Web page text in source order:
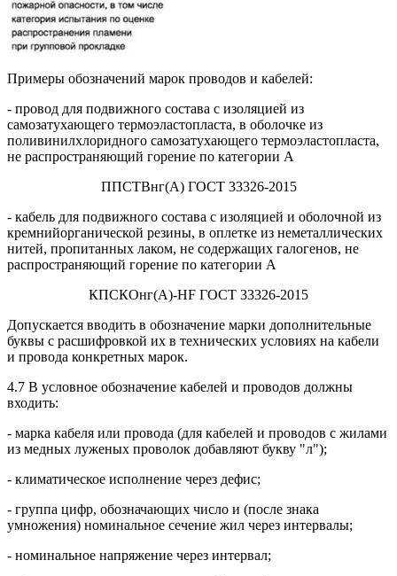
Примеры обозначений марок проводов и кабелей:
- провод для подвижного состава с изоляцией из
самозатухающего термоэластопласта, в оболочке из
поливинилхлоридного самозатухающего термоэластопласта,
не распространяющий горение по категории А
ППСТВнг(А) ГОСТ 33326-2015
- кабель для подвижного состава с изоляцией и оболочной из
кремнийорганической резины, в оплетке из неметаллических
нитей, пропитанных лаком, не содержащих галогенов, не
распространяющий горение по категории А
КПСКОнг(А)-НF ГОСТ 33326-2015
Допускается вводить в обозначение марки дополнительные
буквы с расшифровкой их в технических условиях на кабели
и провода конкретных марок.
4.7 В условное обозначение кабелей и проводов должны
входить:
- марка кабеля или провода (для кабелей и проводов с жилами
из медных луженых проволок добавляют букву "л");
- климатическое исполнение через дефис;
- группа цифр, обозначающих число и (после знака
умножения) номинальное сечение жил через интервалы;
- номинальное напряжение через интервал;